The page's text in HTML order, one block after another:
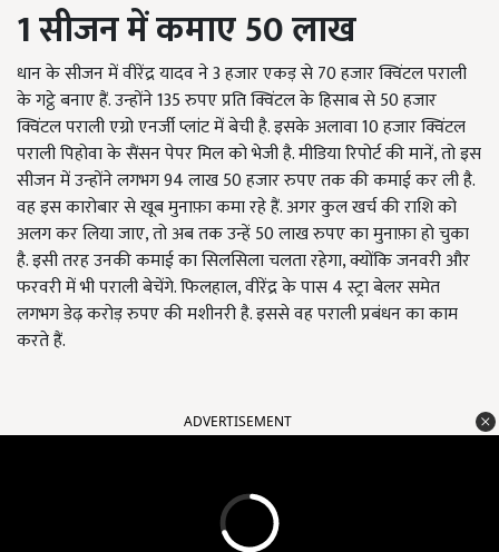
1सीजन में कमाए50लाख
धान के सीजन में वीरेंद्र यादव ने 3हजार एकड़ से70हजार क्विंटल पराली
के गट्ठे बनाए हैं. उन्होंने135रुपए प्रति क्विंटल के हिसाब से50हजार
क्विंटल पराली एग्रो एनर्जी प्लांट में बेची है. इसके अलावा10हजार क्विंटल
पराली पिहोवा के सैंसन पेपर मिल को भेजी है. मीडिया रिपोर्ट की मानें,तो इस
सीजन में उन्होंने लगभग94लाख50हजार रुपए तक की कमाई कर ली है.
वह इस कारोबार से खूब मुनाफ़ा कमा रहे हैं. अगर कुल खर्च की राशि को
अलग कर लिया जाए,तो अब तक उन्हें50 लाख रुपए का मुनाफ़ा हो चुका
है. इसी तरह उनकी कमाई का सिलसिला चलता रहेगा,क्योंकि जनवरी और
फरवरी में भी पराली बेचेंगे. फिलहाल,वीरेंद्र के पास4स्ट्रा बेलर समेत
लगभग डेढ़ करोड़ रुपए की मशीनरी है. इससे वह पराली प्रबंधन का काम
करते हैं.
ADVERTISEMENT